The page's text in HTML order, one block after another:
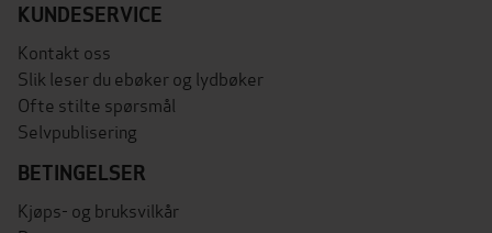
KUNDESERVICE
Kontakt oss
Slik leser du ebøker og lydbøker
Ofte stilte spørsmål
Selvpublisering
BETINGELSER
Kjøps- og bruksvilkår